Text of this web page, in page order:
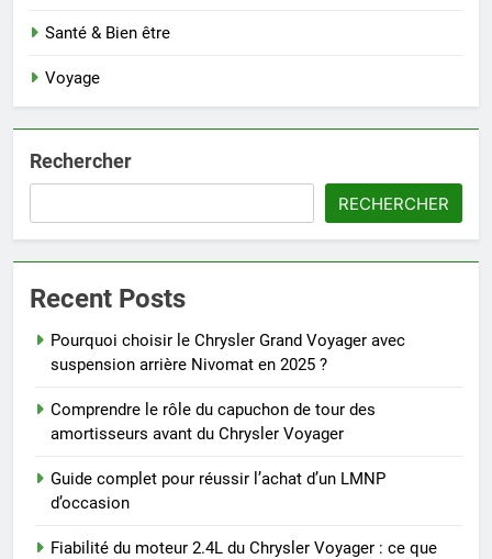
Santé & Bien être
Voyage
Rechercher
RECHERCHER
Recent Posts
Pourquoi choisir le Chrysler Grand Voyager avec
suspension arrière Nivomat en 2025 ?
Comprendre le rôle du capuchon de tour des
amortisseurs avant du Chrysler Voyager
Guide complet pour réussir l’achat d’un LMNP
d’occasion
Fiabilité du moteur 2.4L du Chrysler Voyager : ce que